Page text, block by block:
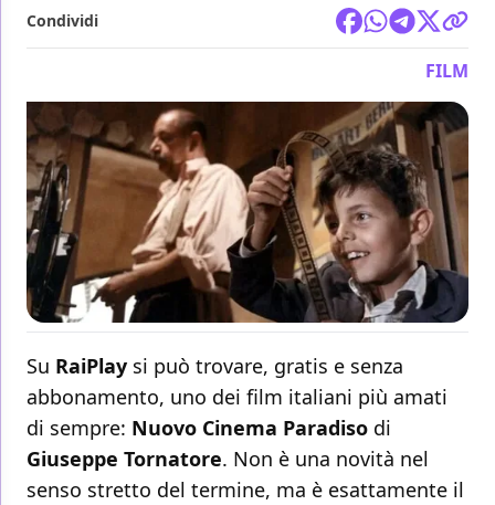
Condividi
FILM
Su RaiPlay si può trovare, gratis e senza
abbonamento, uno dei film italiani più amati
di sempre: Nuovo Cinema Paradiso di
Giuseppe Tornatore. Non è una novità nel
senso stretto del termine, ma è esattamente il